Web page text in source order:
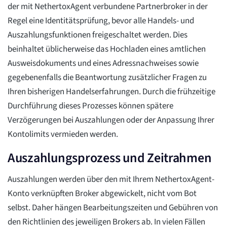
der mit NethertoxAgent verbundene Partnerbroker in der
Regel eine Identitätsprüfung, bevor alle Handels- und
Auszahlungsfunktionen freigeschaltet werden. Dies
beinhaltet üblicherweise das Hochladen eines amtlichen
Ausweisdokuments und eines Adressnachweises sowie
gegebenenfalls die Beantwortung zusätzlicher Fragen zu
Ihren bisherigen Handelserfahrungen. Durch die frühzeitige
Durchführung dieses Prozesses können spätere
Verzögerungen bei Auszahlungen oder der Anpassung Ihrer
Kontolimits vermieden werden.
Auszahlungsprozess und Zeitrahmen
Auszahlungen werden über den mit Ihrem NethertoxAgent-
Konto verknüpften Broker abgewickelt, nicht vom Bot
selbst. Daher hängen Bearbeitungszeiten und Gebühren von
den Richtlinien des jeweiligen Brokers ab. In vielen Fällen